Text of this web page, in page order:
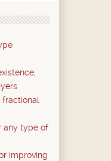
fractional
any type of
improving